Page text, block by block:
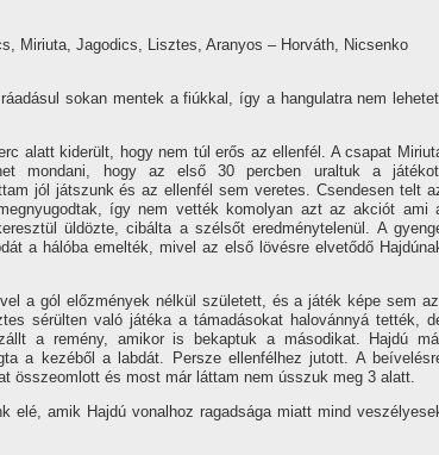
Miriuta, Jagodics, Lisztes, Aranyos – Horváth, Nicsenko
sokan mentek a fiúkkal, í­gy a hangulatra nem
alatt kiderült, hogy nem túl erős az ellenfél. A csapat
mondani, hogy az első 30 percben uraltuk a
jól játszunk és az ellenfél sem veretes. Csendesen telt
í­gy nem vették komolyan azt az akciót ami
üldözte, cibálta a szélsőt eredménytelenül. A
a hálóba emelték, mivel az első lövésre elvetődő
a gól előzmények nélkül született, és a játék képe sem
sérülten való játéka a támadásokat halovánnyá tették,
a remény, amikor is bekaptuk a másodikat. Hajdú
a kezéből a labdát. Persze ellenfélhez jutott. A
összeomlott és most már láttam nem ússzuk meg 3 alatt.
elé, amik Hajdú vonalhoz ragadsága miatt mind